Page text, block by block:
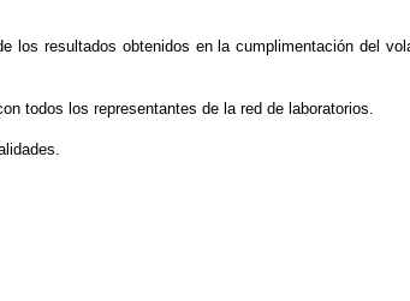
los resultados obtenidos en la cumplimentación del
todos los representantes de la red de laboratorios.